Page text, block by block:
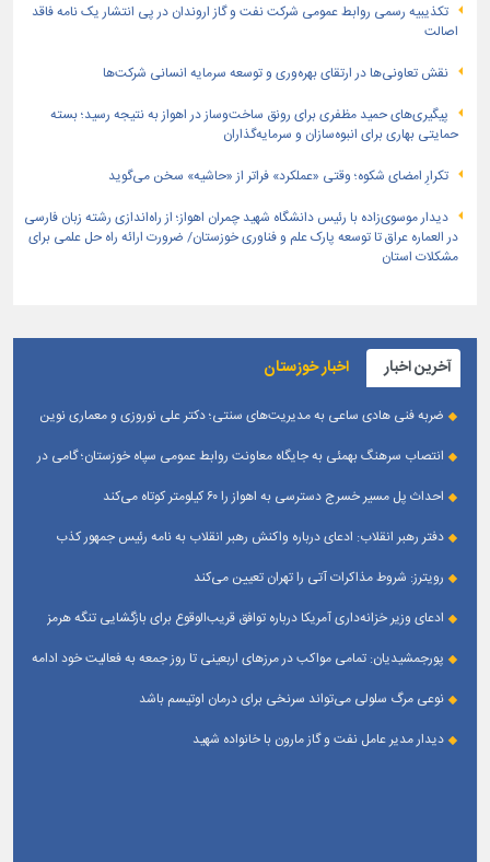
تكذیبیه رسمی روابط عمومی شركت نفت و گاز اروندان در پی انتشار یک نامه فاقد
اصالت
نقش تعاونی‌ها در ارتقای بهره‌وری و توسعه سرمایه انسانی شرکت‌ها
پیگیری‌های حمید مظفری برای رونق ساخت‌وساز در اهواز به نتیجه رسید؛ بسته
حمایتی بهاری برای انبوه‌سازان و سرمایه‌گذاران
تکرارِ امضای شکوه؛ وقتی «عملکرد» فراتر از «حاشیه» سخن می‌گوید
دیدار موسوی‌زاده با رئیس دانشگاه شهید چمران اهواز؛ از راه‌اندازی رشته زبان فارسی
در العماره عراق تا توسعه پارک علم و فناوری خوزستان/ ضرورت ارائه راه حل علمی برای
مشکلات استان
آخرین اخبار اخبار خوزستان
ضربه فنی هادی ساعی به مدیریت‌های سنتی؛ دکتر علی نوروزی و معماری نوین
انتصاب سرهنگ بهمئی به جایگاه معاونت روابط عمومی سپاه خوزستان؛ گامی در
احداث پل مسیر خسرج دسترسی به اهواز را ۶۰ کیلومتر کوتاه می‌کند
دفتر رهبر انقلاب: ادعای درباره واکنش رهبر انقلاب به نامه رئیس جمهور کذب
رویترز: شروط مذاکرات آتی را تهران تعیین می‌کند
ادعای وزیر خزانه‌داری آمریکا درباره توافق قریب‌الوقوع برای بازگشایی تنگه هرمز
پورجمشیدیان: تمامی مواکب در مرزهای اربعینی تا روز جمعه به فعالیت خود ادامه
نوعی مرگ سلولی می‌تواند سرنخی برای درمان اوتیسم باشد
دیدار مدیر عامل نفت و گاز مارون با خانواده شهید